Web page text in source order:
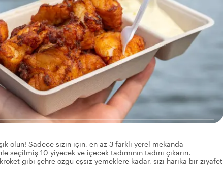
olun! Sadece sizin için, en az 3 farklı yerel mekanda
10 yiyecek ve içecek tadımının tadını çıkarın.
gibi şehre özgü eşsiz yemeklere kadar, sizi harika bir ziyafet